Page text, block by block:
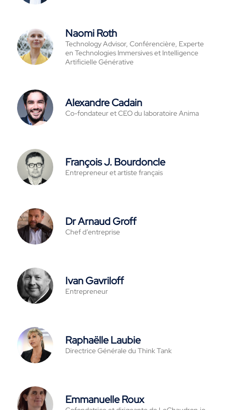
Naomi Roth
Technology Advisor, Conférencière, Experte
en Technologies Immersives et Intelligence
Artificielle Générative
Alexandre Cadain
Co-fondateur et CEO du laboratoire Anima
François J. Bourdoncle
Entrepreneur et artiste français
Dr Arnaud Groff
Chef d’entreprise
Ivan Gavriloff
Entrepreneur
Raphaëlle Laubie
Directrice Générale du Think Tank
Emmanuelle Roux